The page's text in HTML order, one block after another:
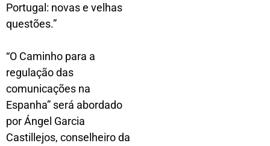
Portugal: novas e velhas
questões.”
“O Caminho para a
regulação das
comunicações na
Espanha” será abordado
por Ángel Garcia
Castillejos, conselheiro da